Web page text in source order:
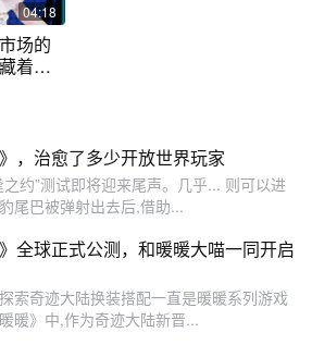
04:18
场的
着多
，治愈了多少开放世界玩家
约”测试即将迎来尾声。几乎... 则可以进
尾巴被弹射出去后,借助...
全球正式公测，和暖暖大喵一同开启
索奇迹大陆换装搭配一直是暖暖系列游戏
暖》中,作为奇迹大陆新晋...